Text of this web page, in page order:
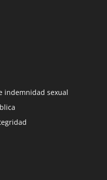
indemnidad sexual